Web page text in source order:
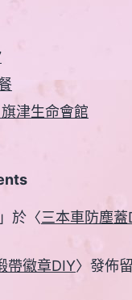
津生命會館
」於〈三本車防塵蓋
帶徽章DIY〉發佈